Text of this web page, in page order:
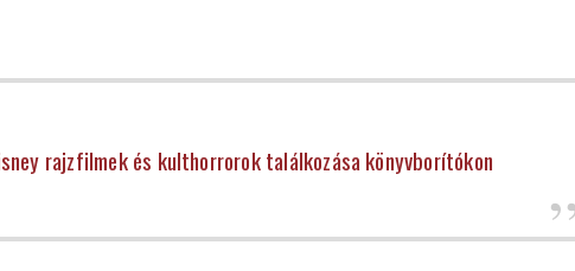
rajzfilmek és kulthorrorok találkozása könyvborítókon